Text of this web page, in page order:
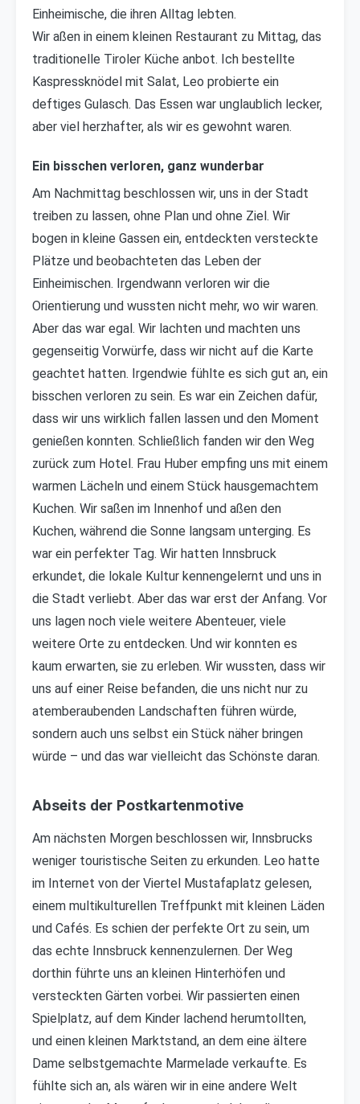
Einheimische, die ihren Alltag lebten.
Wir aßen in einem kleinen Restaurant zu Mittag, das
traditionelle Tiroler Küche anbot. Ich bestellte
Kaspressknödel mit Salat, Leo probierte ein
deftiges Gulasch. Das Essen war unglaublich lecker,
aber viel herzhafter, als wir es gewohnt waren.
Ein bisschen verloren, ganz wunderbar
Am Nachmittag beschlossen wir, uns in der Stadt
treiben zu lassen, ohne Plan und ohne Ziel. Wir
bogen in kleine Gassen ein, entdeckten versteckte
Plätze und beobachteten das Leben der
Einheimischen. Irgendwann verloren wir die
Orientierung und wussten nicht mehr, wo wir waren.
Aber das war egal. Wir lachten und machten uns
gegenseitig Vorwürfe, dass wir nicht auf die Karte
geachtet hatten. Irgendwie fühlte es sich gut an, ein
bisschen verloren zu sein. Es war ein Zeichen dafür,
dass wir uns wirklich fallen lassen und den Moment
genießen konnten. Schließlich fanden wir den Weg
zurück zum Hotel. Frau Huber empfing uns mit einem
warmen Lächeln und einem Stück hausgemachtem
Kuchen. Wir saßen im Innenhof und aßen den
Kuchen, während die Sonne langsam unterging. Es
war ein perfekter Tag. Wir hatten Innsbruck
erkundet, die lokale Kultur kennengelernt und uns in
die Stadt verliebt. Aber das war erst der Anfang. Vor
uns lagen noch viele weitere Abenteuer, viele
weitere Orte zu entdecken. Und wir konnten es
kaum erwarten, sie zu erleben. Wir wussten, dass wir
uns auf einer Reise befanden, die uns nicht nur zu
atemberaubenden Landschaften führen würde,
sondern auch uns selbst ein Stück näher bringen
würde – und das war vielleicht das Schönste daran.
Abseits der Postkartenmotive
Am nächsten Morgen beschlossen wir, Innsbrucks
weniger touristische Seiten zu erkunden. Leo hatte
im Internet von der Viertel Mustafaplatz gelesen,
einem multikulturellen Treffpunkt mit kleinen Läden
und Cafés. Es schien der perfekte Ort zu sein, um
das echte Innsbruck kennenzulernen. Der Weg
dorthin führte uns an kleinen Hinterhöfen und
versteckten Gärten vorbei. Wir passierten einen
Spielplatz, auf dem Kinder lachend herumtollten,
und einen kleinen Marktstand, an dem eine ältere
Dame selbstgemachte Marmelade verkaufte. Es
fühlte sich an, als wären wir in eine andere Welt